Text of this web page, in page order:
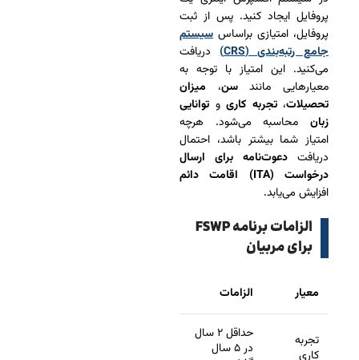
پروفایل ایجاد کنید. پس از ثبت
پروفایل، امتیازی براساس سیستم
جامع رتبه‌بندی (CRS)
دریافت
می‌کنید. این امتیاز با توجه به
معیارهایی مانندسن، میزان
تحصیلات،تجربه کاری و توانایی
زبان محاسبه می‌شود. هرچه
امتیاز شما بیشتر باشد، احتمال
دریافت دعوت‌نامه برای ارسال
درخواست (ITA) اقامت دائم
افزایش می‌یابد.
الزامات برنامه FSWP
برای مربیان
معیار الزامات
تجربه
کاری
حداقل ۲ سال
در ۵ سال